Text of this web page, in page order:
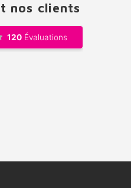
nos clients